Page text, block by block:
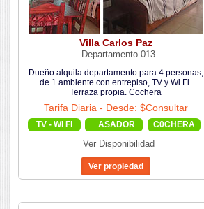
Villa Carlos Paz
Departamento 013
Dueño alquila departamento para 4 personas,
de 1 ambiente con entrepiso, TV y Wi Fi.
Terraza propia. Cochera
Tarifa Diaria - Desde: $Consultar
TV - Wi Fi ASADOR C0CHERA
Ver Disponibilidad